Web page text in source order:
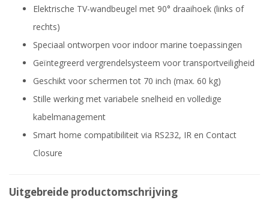
Elektrische TV-wandbeugel met 90° draaihoek (links of
rechts)
Speciaal ontworpen voor indoor marine toepassingen
Geïntegreerd vergrendelsysteem voor transportveiligheid
Geschikt voor schermen tot 70 inch (max. 60 kg)
Stille werking met variabele snelheid en volledige
kabelmanagement
Smart home compatibiliteit via RS232, IR en Contact
Closure
Uitgebreide productomschrijving